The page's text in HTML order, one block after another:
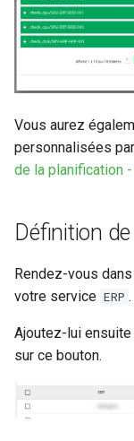
Notifications
Calcul d'état et de
Planification
Studio Templates
Utilisateurs
Vous aurez
personnalisées
de la planification
Définition
Rendez-vous
votre service ERP .
Ajoutez-lui
sur ce bouton.